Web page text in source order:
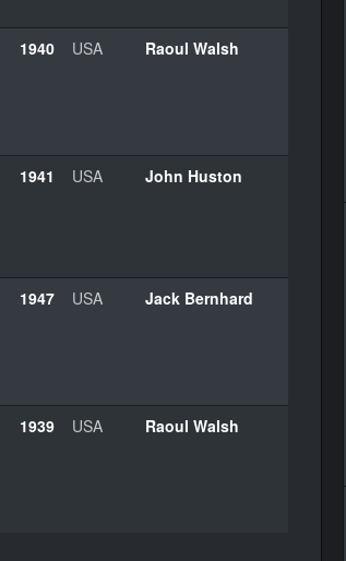
1940 USA Raoul Walsh
1941 USA John Huston
1947 USA Jack Bernhard
1939 USA Raoul Walsh